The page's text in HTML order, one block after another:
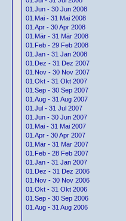
01.Jun - 30 Jun 2008
01.Mai - 31 Mai 2008
01.Apr - 30 Apr 2008
01.Mär - 31 Mär 2008
01.Feb - 29 Feb 2008
01.Jan - 31 Jan 2008
01.Dez - 31 Dez 2007
01.Nov - 30 Nov 2007
01.Okt - 31 Okt 2007
01.Sep - 30 Sep 2007
01.Aug - 31 Aug 2007
01.Jul - 31 Jul 2007
01.Jun - 30 Jun 2007
01.Mai - 31 Mai 2007
01.Apr - 30 Apr 2007
01.Mär - 31 Mär 2007
01.Feb - 28 Feb 2007
01.Jan - 31 Jan 2007
01.Dez - 31 Dez 2006
01.Nov - 30 Nov 2006
01.Okt - 31 Okt 2006
01.Sep - 30 Sep 2006
01.Aug - 31 Aug 2006